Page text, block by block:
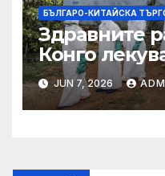
БЪЛГАРО-КИТАЙСКА
Здравните
Конго
заплащане,
търси
JUN 7, 2026